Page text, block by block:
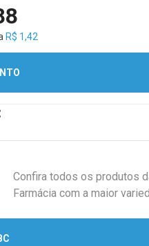
R$ 1,42
Confira todos os produtos
Farmácia com a maior